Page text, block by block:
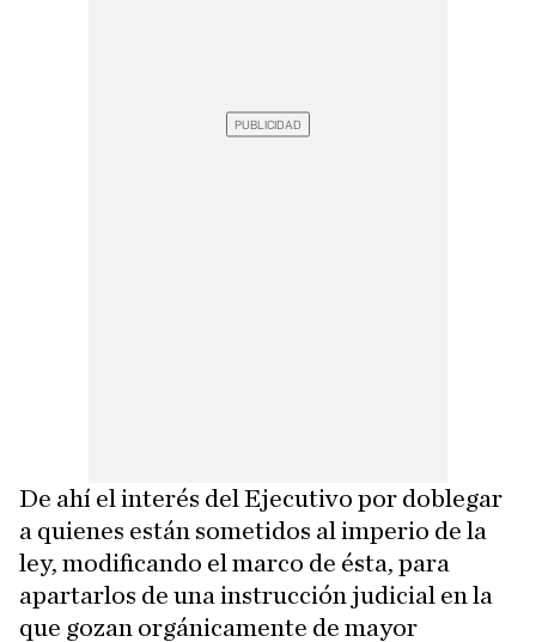
De ahí el interés del Ejecutivo por doblegar
a quienes están sometidos al imperio de la
ley, modificando el marco de ésta, para
apartarlos de una instrucción judicial en la
que gozan orgánicamente de mayor